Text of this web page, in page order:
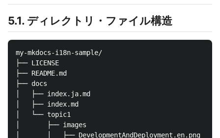
5.1. ディレクトリ・ファイル構造
my-mkdocs-i18n-sample/
├── LICENSE
├── README.md
├── docs
│   ├── index.ja.md
│   ├── index.md
│   └── topic1
│       ├── images
│       │   ├── DevelopmentAndDeployment.en.png